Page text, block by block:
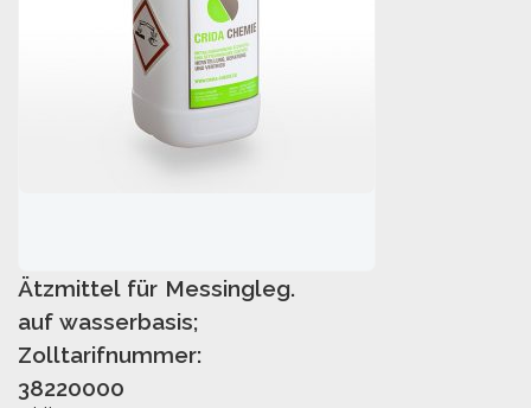
IN DEN WARENKORB
Ätzmittel für Messingleg.
auf wasserbasis;
Zolltarifnummer:
38220000